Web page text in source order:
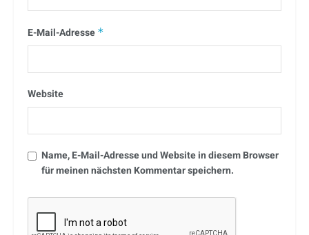
E-Mail-Adresse *
Website
Name, E-Mail-Adresse und Website in diesem Browser
für meinen nächsten Kommentar speichern.